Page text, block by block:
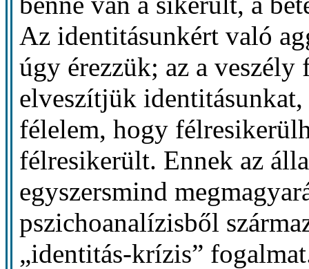
Az identitásunkért való
úgy érezzük; az a
elveszítjük
félelem, hogy
félresikerült. Ennek az
egyszersmind
pszichoanalízisből
„identitás-krízis”